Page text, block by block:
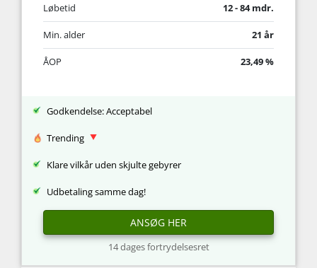
Løbetid 12 - 84 mdr.
Min. alder 21 år
ÅOP 23,49 %
Godkendelse: Acceptabel
Trending
Klare vilkår uden skjulte gebyrer
Udbetaling samme dag!
ANSØG HER
14 dages fortrydelsesret